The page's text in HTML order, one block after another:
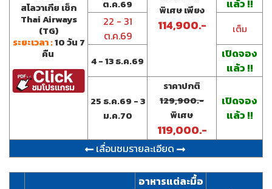
สโลวาเกีย เช็ก
Thai Airways
(TG)
ระยะเวลา :10 วัน 7
คืน
พิเศษ เพียง
114,900.-
ต.ค.69
แล้ว !!
22 - 31
ต.ค.69
เต็ม
4 - 13 ธ.ค.69
เปิดจอง
แล้ว !!
25 ธ.ค.69 - 3
ม.ค.70
ราคาปกติ
129,900.-
พิเศษ
119,000.-
เปิดจอง
แล้ว !!
เลื่อนชมรายละเอียด
อาหารแต่ละมื้อ